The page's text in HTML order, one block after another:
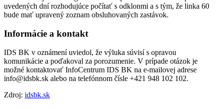
uvedených dní rozhodujúce počítať s odklonmi a s tým, že linka 60
bude mať upravený zoznam obsluhovaných zastávok.
Informácie a kontakt
IDS BK v oznámení uviedol, že výluka súvisí s opravou
komunikácie a poďakoval za porozumenie. V prípade otázok je
možné kontaktovať InfoCentrum IDS BK na e-mailovej adrese
info@idsbk.sk alebo na telefónnom čísle +421 948 102 102.
Zdroj: idsbk.sk